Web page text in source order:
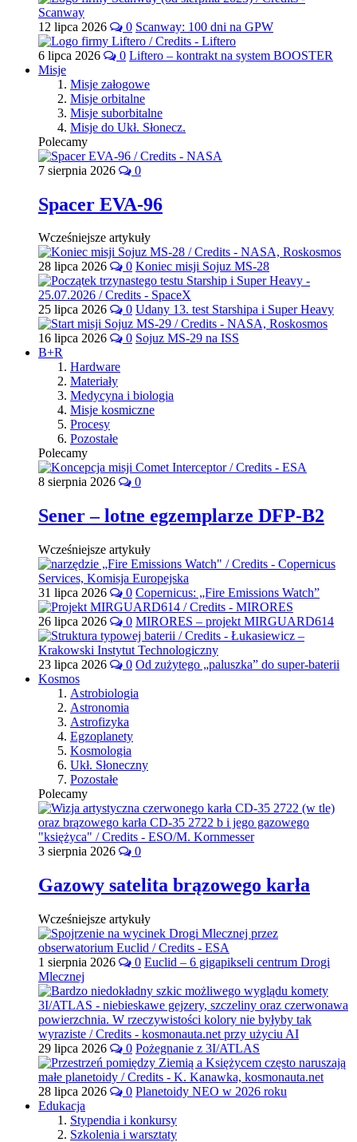
12 lipca 2026 0 Scanway: 100 dni na GPW
6 lipca 2026 0 Liftero – kontrakt na system BOOSTER
Misje
Misje załogowe
Misje orbitalne
Misje suborbitalne
Misje do Ukł. Słonecz.
Polecamy
7 sierpnia 2026 0
Spacer EVA-96
Wcześniejsze artykuły
28 lipca 2026 0 Koniec misji Sojuz MS-28
25 lipca 2026 0 Udany 13. test Starshipa i Super Heavy
16 lipca 2026 0 Sojuz MS-29 na ISS
B+R
Hardware
Materiały
Medycyna i biologia
Misje kosmiczne
Procesy
Pozostałe
Polecamy
8 sierpnia 2026 0
Sener – lotne egzemplarze DFP-B2
Wcześniejsze artykuły
31 lipca 2026 0 Copernicus: „Fire Emissions Watch”
26 lipca 2026 0 MIRORES – projekt MIRGUARD614
23 lipca 2026 0 Od zużytego „paluszka” do super-baterii
Kosmos
Astrobiologia
Astronomia
Astrofizyka
Egzoplanety
Kosmologia
Ukł. Słoneczny
Pozostałe
Polecamy
3 sierpnia 2026 0
Gazowy satelita brązowego karła
Wcześniejsze artykuły
1 sierpnia 2026 0 Euclid – 6 gigapikseli centrum Drogi
Mlecznej
29 lipca 2026 0 Pożegnanie z 3I/ATLAS
28 lipca 2026 0 Planetoidy NEO w 2026 roku
Edukacja
Stypendia i konkursy
Szkolenia i warsztaty